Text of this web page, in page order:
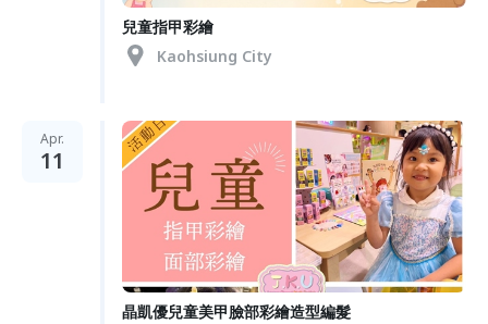
兒童指甲彩繪
Kaohsiung City
Apr.
11
晶凱優兒童美甲臉部彩繪造型編髮